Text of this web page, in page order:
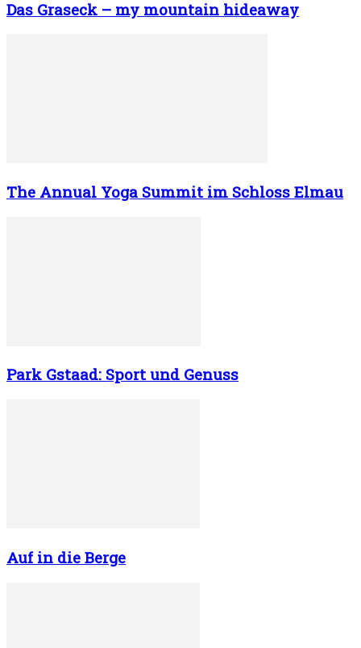
Das Graseck – my mountain hideaway
The Annual Yoga Summit im Schloss Elmau
Park Gstaad: Sport und Genuss
Auf in die Berge